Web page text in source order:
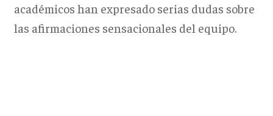
académicos han expresado serias dudas sobre
las afirmaciones sensacionales del equipo.